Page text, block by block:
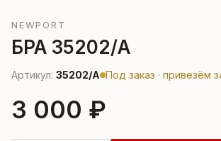
NEWPORT
БРА 35202/A
Артикул: 35202/A Под заказ · привезём
3 000 ₽